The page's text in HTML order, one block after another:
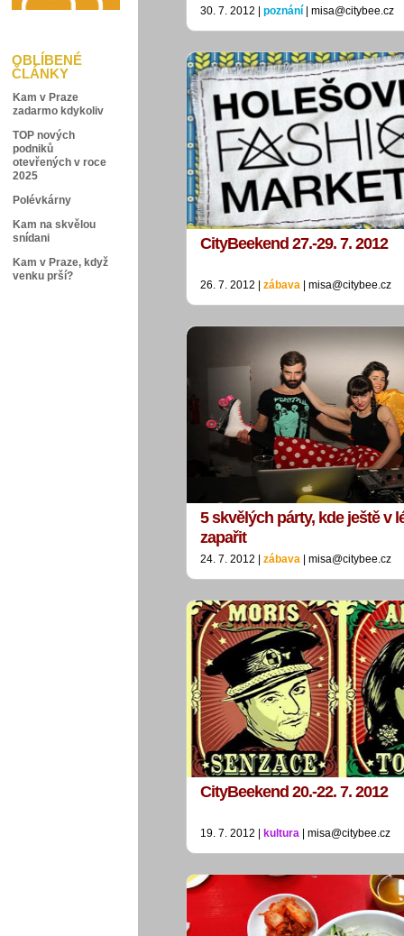
OBLÍBENÉ
ČLÁNKY
Kam v Praze
zadarmo kdykoliv
TOP nových
podniků
otevřených v roce
2025
Polévkárny
Kam na skvělou
snídani
Kam v Praze, když
venku prší?
30. 7. 2012 | poznání | misa@citybee.cz
CityBeekend 27.-29. 7. 2012
26. 7. 2012 | zábava | misa@citybee.cz
5 skvělých párty, kde ještě v
zapařit
24. 7. 2012 | zábava | misa@citybee.cz
CityBeekend 20.-22. 7. 2012
19. 7. 2012 | kultura | misa@citybee.cz